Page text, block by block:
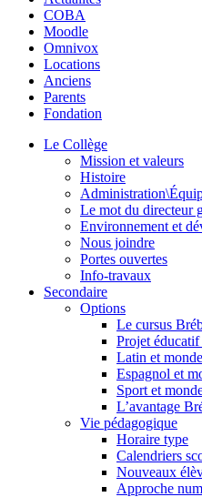
COBA
Moodle
Omnivox
Locations
Anciens
Parents
Fondation
Le Collège
Mission et valeurs
Histoire
Le mot du directeur
Environnement et
Nous joindre
Portes ouvertes
Info-travaux
Secondaire
Options
Le cursus
Projet
Latin et monde
Espagnol et
Sport et
L’avantage
Vie pédagogique
Horaire type
Calendriers
Nouveaux
Approche